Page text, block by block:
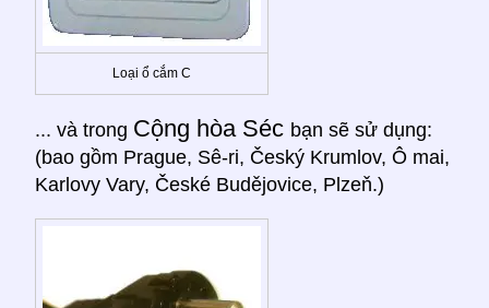
Loại ổ cắm C
... và trong Cộng hòa Séc bạn sẽ sử dụng:
(bao gồm Prague, Sê-ri, Český Krumlov, Ô mai,
Karlovy Vary, České Budějovice, Plzeň.)